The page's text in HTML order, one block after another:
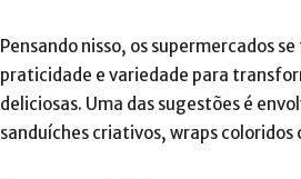
Pensando nisso, os supermercados
praticidade e variedade para
deliciosas. Uma das sugestões é
sanduíches criativos, wraps